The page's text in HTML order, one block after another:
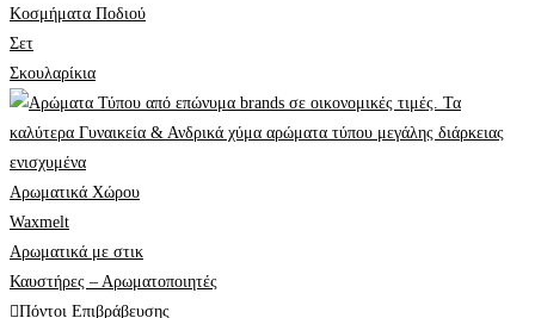
Κοσμήματα Ποδιού
Σετ
Σκουλαρίκια
Αρωματικά Χώρου
Waxmelt
Αρωματικά με στικ
Καυστήρες – Αρωματοποιητές
Πόντοι Επιβράβευσης